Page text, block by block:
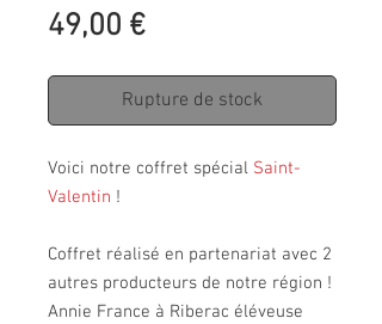
49,00 €Prix
Rupture de stock
Voici notre coffret spécial Saint-
Valentin !
Coffret réalisé en partenariat avec 2
autres producteurs de notre région !
Annie France à Riberac éléveuse